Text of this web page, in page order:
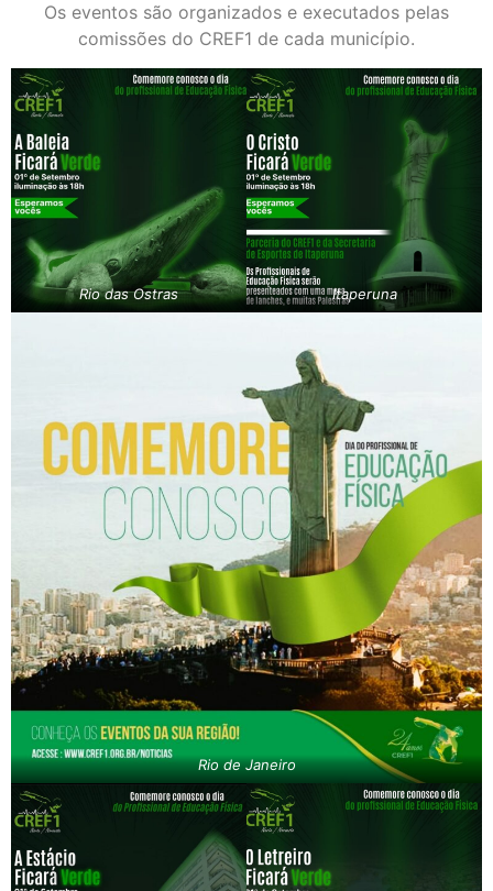
Os eventos são organizados e executados pelas
comissões do CREF1 de cada município.​
Rio das Ostras​ Itaperuna​
Rio de Janeiro​